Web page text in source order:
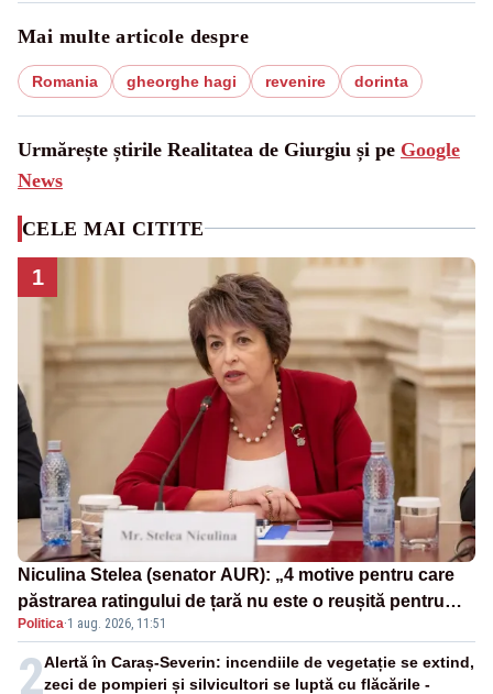
Mai multe articole despre
Romania gheorghe hagi revenire dorinta
Urmărește știrile Realitatea de Giurgiu și pe Google
News
CELE MAI CITITE
1
Niculina Stelea (senator AUR): „4 motive pentru care
păstrarea ratingului de țară nu este o reușită pentru
Guvernul Bolojan”
Politica·1 aug. 2026, 11:51
2Alertă în Caraș-Severin: incendiile de vegetație se extind,
zeci de pompieri și silvicultori se luptă cu flăcările -